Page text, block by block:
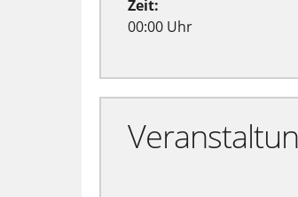
Zeit:
00:00 Uhr